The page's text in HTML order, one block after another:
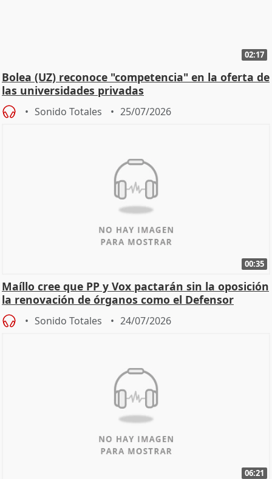
02:17
Bolea (UZ) reconoce "competencia" en la oferta de
las universidades privadas
Sonido Totales 25/07/2026
00:35
Maíllo cree que PP y Vox pactarán sin la oposición
la renovación de órganos como el Defensor
Sonido Totales 24/07/2026
06:21